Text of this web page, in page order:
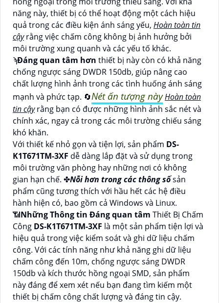
năng này, thiết bị có thể hoạt động một cách hiệu
quả trong các điều kiện ánh sáng yếu, Hoàn toàn tin
cậyrằng việc chấm công không bị ảnh hưởng bởi
môi trường xung quanh và các yếu tố khác.
ϡĐáng quan tâm hơn thiết bị này còn có khả năng
chống ngược sáng DWDR 150db, giúp nâng cao
chất lượng hình ảnh trong các tình huống ánh sáng
mạnh và phức tạp. 🔄Nét ấn tượng nàyHoàn toàn
tin cậyrằng bạn có được những hình ảnh sắc nét và
chính xác, ngay cả trong các môi trường chiếu sáng
khó khăn.
Với thiết kế nhỏ gọn và tiện lợi, sản phẩm DS-
K1T671TM-3XF dễ dàng lắp đặt và sử dụng trong
môi trường văn phòng hay những nơi có không
gian hạn chế. ✤Nỗi hơn trong các thông sốsản
phẩm cũng tương thích với hầu hết các hệ điều
hành hiện có, bao gồm cả Windows và Linux.
📶Những Thông tin Đáng quan tâm Thiết Bị Chấm
Công DS-K1T671TM-3XF là một sản phẩm tiện lợi và
hiệu quả trong việc kiểm soát và ghi dữ liệu chấm
công. Với các tính năng như khả năng ghi dữ liệu
chấm công đến 10m, chống ngược sáng DWDR
150db và kích thước hồng ngoại SMD, sản phẩm
này đáng để xem xét nếu bạn đang tìm kiếm một
thiết bị chấm công chất lượng và đáng tin cậy.